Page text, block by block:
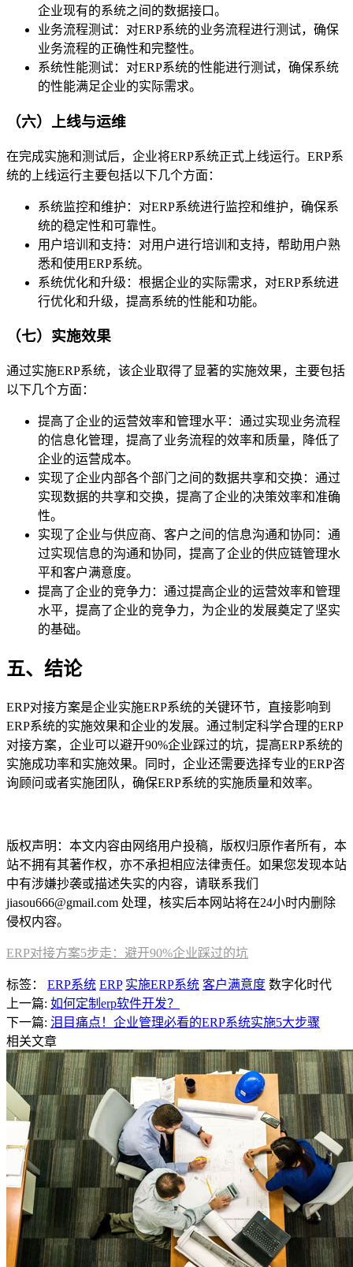
企业现有的系统之间的数据接口。
业务流程测试：对ERP系统的业务流程进行测试，确保
业务流程的正确性和完整性。
系统性能测试：对ERP系统的性能进行测试，确保系统
的性能满足企业的实际需求。
（六）上线与运维
在完成实施和测试后，企业将ERP系统正式上线运行。ERP系
统的上线运行主要包括以下几个方面：
系统监控和维护：对ERP系统进行监控和维护，确保系
统的稳定性和可靠性。
用户培训和支持：对用户进行培训和支持，帮助用户熟
悉和使用ERP系统。
系统优化和升级：根据企业的实际需求，对ERP系统进
行优化和升级，提高系统的性能和功能。
（七）实施效果
通过实施ERP系统，该企业取得了显著的实施效果，主要包括
以下几个方面：
提高了企业的运营效率和管理水平：通过实现业务流程
的信息化管理，提高了业务流程的效率和质量，降低了
企业的运营成本。
实现了企业内部各个部门之间的数据共享和交换：通过
实现数据的共享和交换，提高了企业的决策效率和准确
性。
实现了企业与供应商、客户之间的信息沟通和协同：通
过实现信息的沟通和协同，提高了企业的供应链管理水
平和客户满意度。
提高了企业的竞争力：通过提高企业的运营效率和管理
水平，提高了企业的竞争力，为企业的发展奠定了坚实
的基础。
五、结论
ERP对接方案是企业实施ERP系统的关键环节，直接影响到
ERP系统的实施效果和企业的发展。通过制定科学合理的ERP
对接方案，企业可以避开90%企业踩过的坑，提高ERP系统的
实施成功率和实施效果。同时，企业还需要选择专业的ERP咨
询顾问或者实施团队，确保ERP系统的实施质量和效率。
版权声明：本文内容由网络用户投稿，版权归原作者所有，本
站不拥有其著作权，亦不承担相应法律责任。如果您发现本站
中有涉嫌抄袭或描述失实的内容，请联系我们
jiasou666@gmail.com 处理，核实后本网站将在24小时内删除
侵权内容。
ERP对接方案5步走：避开90%企业踩过的坑
标签： ERP系统 ERP 实施ERP系统 客户满意度 数字化时代
上一篇: 如何定制erp软件开发？
下一篇: 泪目痛点！企业管理必看的ERP系统实施5大步骤
相关文章